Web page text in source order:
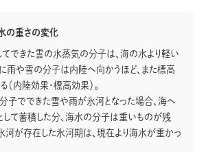
の重さの変化
てできた雲の水蒸気の分子は、海の水より軽い
に雨や雪の分子は内陸へ向かうほど、また標高
（内陸効果・標高効果）。
分子でできた雪や雨が氷河となった場合、海へ
して蓄積した分、海水の分子は重いものが残
河が存在した氷河期は、現在より海水が重かっ